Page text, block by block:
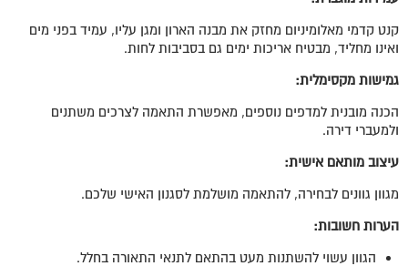
קנט קדמי מאלומיניום מחזק את מבנה הארון ומגן עליו, עמיד בפני מים
ואינו מחליד, מבטיח אריכות ימים גם בסביבות לחות.
גמישות מקסימלית:
הכנה מובנית למדפים נוספים, מאפשרת התאמה לצרכים משתנים
ולמעברי דירה.
עיצוב מותאם אישית:
מגוון גוונים לבחירה, להתאמה מושלמת לסגנון האישי שלכם.
הערות חשובות:
הגוון עשוי להשתנות מעט בהתאם לתנאי התאורה בחלל.